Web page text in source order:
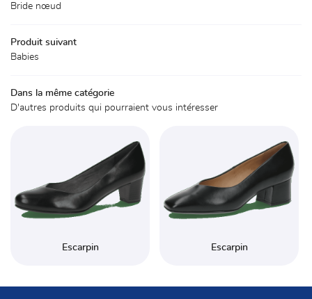
Avis
Contact
Bride nœud
Produit suivant
Babies
Dans la même catégorie
D'autres produits qui pourraient vous intéresser
Escarpin Escarpin